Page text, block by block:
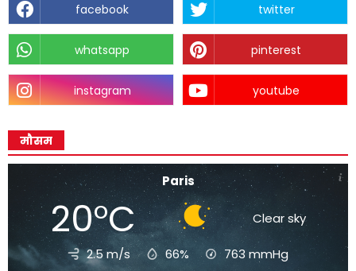
facebook twitter
whatsapp pinterest
instagram youtube
मौसम
Paris
20°C Clear sky
2.5 m/s 66% 763mmHg